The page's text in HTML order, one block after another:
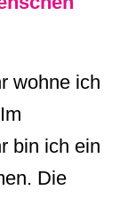
wohne ich
bin ich ein
Die